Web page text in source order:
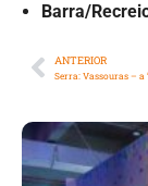
Barra/
ANTERIOR